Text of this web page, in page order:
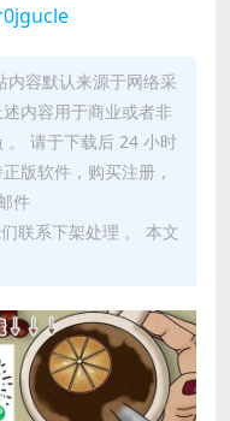
内容默认来源于网络采
内容用于商业或者非
。 请于下载后 24 小时
版软件，购买注册，
件
联系下架处理 。 本文